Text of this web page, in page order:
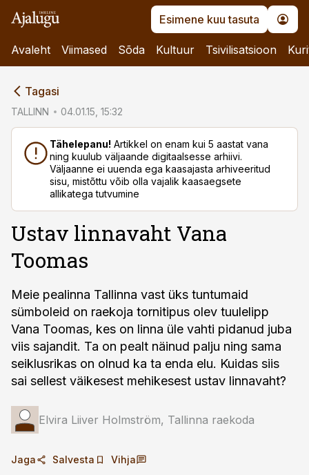
Esimene kuu tasuta
Avaleht Viimased Sõda Kultuur Tsivilisatsioon
Tagasi
TALLINN 04.01.15, 15:32
Tähelepanu! Artikkel on enam kui 5 aastat vana
ning kuulub väljaande digitaalsesse arhiivi.
Väljaanne ei uuenda ega kaasajasta arhiveeritud
sisu, mistõttu võib olla vajalik kaasaegsete
allikatega tutvumine
Ustav linnavaht Vana
Toomas
Meie pealinna Tallinna vast üks tuntumaid
sümboleid on raekoja tornitipus olev tuulelipp
Vana Toomas, kes on linna üle vahti pidanud juba
viis sajandit. Ta on pealt näinud palju ning sama
seiklusrikas on olnud ka ta enda elu. Kuidas siis
sai sellest väikesest mehikesest ustav linnavaht?
Elvira Liiver Holmström, Tallinna raekoda
Jaga Salvesta Vihja